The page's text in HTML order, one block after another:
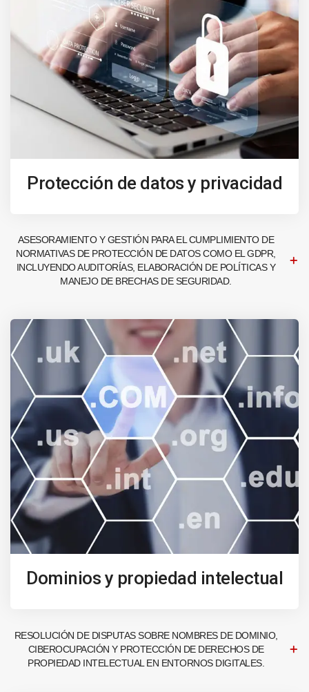
Protección de datos y privacidad
ASESORAMIENTO Y GESTIÓN PARA EL CUMPLIMIENTO DE
NORMATIVAS DE PROTECCIÓN DE DATOS COMO EL GDPR,
INCLUYENDO AUDITORÍAS, ELABORACIÓN DE POLÍTICAS Y
MANEJO DE BRECHAS DE SEGURIDAD.
Dominios y propiedad intelectual
RESOLUCIÓN DE DISPUTAS SOBRE NOMBRES DE DOMINIO,
CIBEROCUPACIÓN Y PROTECCIÓN DE DERECHOS DE
PROPIEDAD INTELECTUAL EN ENTORNOS DIGITALES.